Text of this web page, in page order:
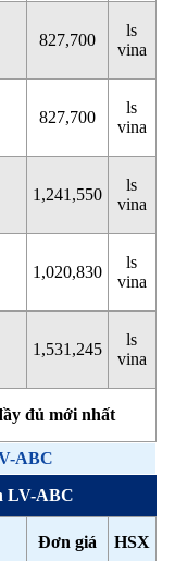
827,700
ls
vina
827,700
ls
vina
1,241,550
ls
vina
1,020,830
ls
vina
1,531,245
ls
vina
đủ mới nhất
ABC
LV-ABC
Đơn giá HSX